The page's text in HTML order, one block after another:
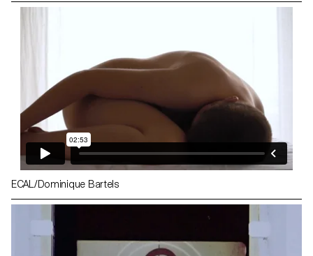
ECAL/Dominique Bartels